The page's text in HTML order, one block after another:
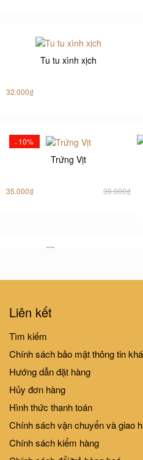
Tu tu xình xịch
32.000₫
-10%
Trứng Vịt
35.000₫ 39.000₫
Tay nào có tay nào không?
Liên kết
Tìm kiếm
Chính sách bảo mật thông tin
Hướng dẫn đặt hàng
Hủy đơn hàng
Hình thức thanh toán
Chính sách vận chuyển và giao
Chính sách kiểm hàng